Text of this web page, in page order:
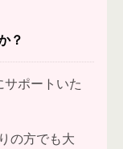
？
ポートいた
の方でも大